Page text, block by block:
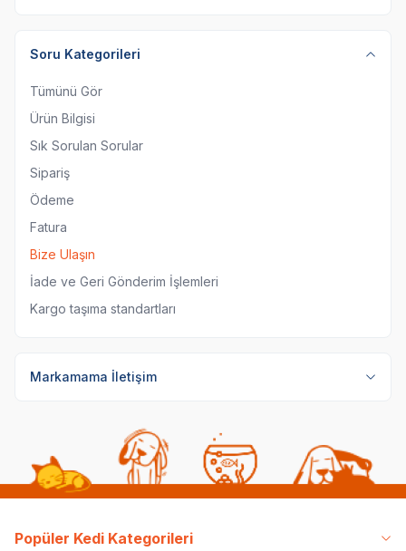
Soru Kategorileri
Tümünü Gör
Ürün Bilgisi
Sık Sorulan Sorular
Sipariş
Ödeme
Fatura
Bize Ulaşın
İade ve Geri Gönderim İşlemleri
Kargo taşıma standartları
Markamama İletişim
Popüler Kedi Kategorileri